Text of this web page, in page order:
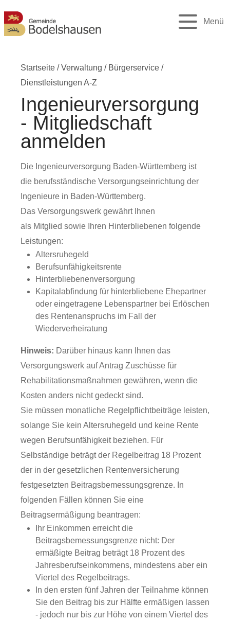
Menü
Startseite /Verwaltung / Bürgerservice /
Dienstleistungen A-Z
Ingenieurversorgung
- Mitgliedschaft
anmelden
Die Ingenieurversorgung Baden-Württemberg ist
die berufsständische Versorgungseinrichtung der
Ingenieure in Baden-Württemberg.
Das Versorgungswerk gewährt Ihnen
als Mitglied sowie Ihren Hinterbliebenen folgende
Leistungen:
Altersruhegeld
Berufsunfähigkeitsrente
Hinterbliebenenversorgung
Kapitalabfindung für hinterbliebene Ehepartner
oder eingetragene Lebenspartner bei Erlöschen
des Rentenanspruchs im Fall der
Wiederverheiratung
Hinweis: Darüber hinaus kann Ihnen das
Versorgungswerk auf Antrag Zuschüsse für
Rehabilitationsmaßnahmen gewähren, wenn die
Kosten anders nicht gedeckt sind.
Sie müssen monatliche Regelpflichtbeiträge leisten,
solange Sie kein Altersruhegeld und keine Rente
wegen Berufsunfähigkeit beziehen. Für
Selbständige beträgt der Regelbeitrag 18 Prozent
der in der gesetzlichen Rentenversicherung
festgesetzten Beitragsbemessungsgrenze. In
folgenden Fällen können Sie eine
Beitragsermäßigung beantragen:
Ihr Einkommen erreicht die
Beitragsbemessungsgrenze nicht: Der
ermäßigte Beitrag beträgt 18 Prozent des
Jahresberufseinkommens, mindestens aber ein
Viertel des Regelbeitrags.
In den ersten fünf Jahren der Teilnahme können
Sie den Beitrag bis zur Hälfte ermäßigen lassen
- jedoch nur bis zur Höhe von einem Viertel des